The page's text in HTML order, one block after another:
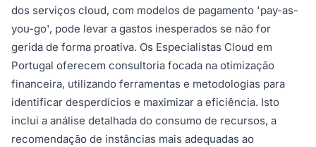
dos serviços cloud, com modelos de pagamento 'pay-as-
you-go', pode levar a gastos inesperados se não for
gerida de forma proativa. Os Especialistas Cloud em
Portugal oferecem consultoria focada na otimização
financeira, utilizando ferramentas e metodologias para
identificar desperdícios e maximizar a eficiência. Isto
inclui a análise detalhada do consumo de recursos, a
recomendação de instâncias mais adequadas ao